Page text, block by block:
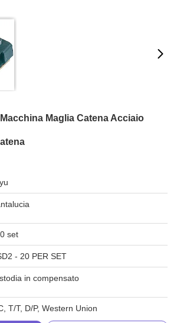
Maglia Catena Acciaio
set
- 20 PER SET
in compensato
T/T, D/P, Western Union